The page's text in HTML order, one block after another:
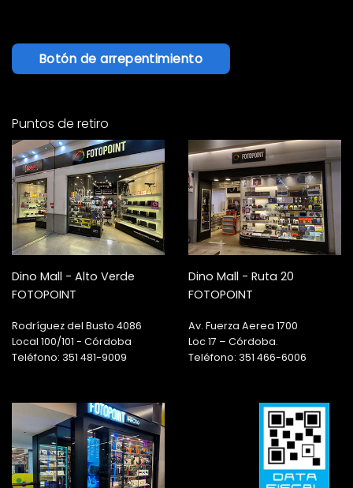
Botón de arrepentimiento
Puntos de retiro
Dino Mall - Alto Verde
FOTOPOINT
Rodríguez del Busto 4086
Local 100/101 - Córdoba
Teléfono: 351 481-9009
Dino Mall - Ruta 20
FOTOPOINT
Av. Fuerza Aerea 1700
Loc 17 – Córdoba.
Teléfono: 351 466-6006